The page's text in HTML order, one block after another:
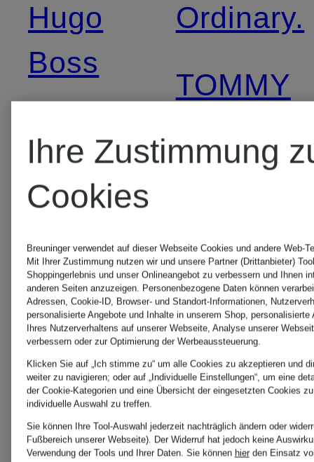
Hugo
Boss
JACQUEMUS
KARL
LAGERFELD
LACOSTE
LANCÔME
Levi's®
Ordinary.
TOMMY
windsor.
Ihre Zustimmung
Cookies
Breuninger verwendet auf dieser Webseite Cookies und andere Web-
Mit Ihrer Zustimmung nutzen wir und unsere Partner (Drittanbieter)
Shoppingerlebnis und unser Onlineangebot zu verbessern und Ihnen
anderen Seiten anzuzeigen. Personenbezogene Daten können
Adressen, Cookie-ID, Browser- und Standort-Informationen,
personalisierte Angebote und Inhalte in unserem Shop, personalisierte
Ihres Nutzerverhaltens auf unserer Webseite, Analyse unserer
verbessern oder zur Optimierung der Werbeaussteuerung.
Klicken Sie auf „Ich stimme zu“ um alle Cookies zu akzeptieren und
weiter zu navigieren; oder auf „Individuelle Einstellungen“, um eine
der Cookie-Kategorien und eine Übersicht der eingesetzten Cookies
individuelle Auswahl zu treffen.
Sie können Ihre Tool-Auswahl jederzeit nachträglich ändern oder
Fußbereich unserer Webseite). Der Widerruf hat jedoch keine
Verwendung der Tools und Ihrer Daten. Sie können hierden Einsatz